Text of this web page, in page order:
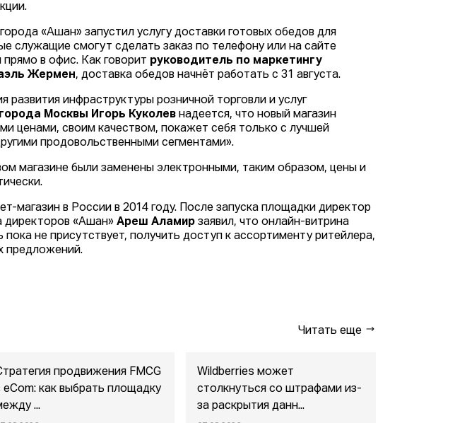
«Ашан» запустил услугу доставки готовых обедов для
служащие смогут сделать заказ по телефону или на сайте
прямо в офис. Как говорит руководитель по маркетингу
Жермен, доставка обедов начнёт работать с 31 августа.
развития инфраструктуры розничной торговли и услуг
Москвы Игорь Куколев надеется, что новый магазин
ценами, своим качеством, покажет себя только с лучшей
продовольственными сегментами».
магазине были заменены электронными, таким образом, цены и
магазин в России в 2014 году. После запуска площадки директор
директоров «Ашан»Ареш Аламир заявил, что онлайн-витрина
не присутствует, получить доступ к ассортименту ритейлера,
предложений.
Читать еще
продвижения FMCG
eСom: как выбрать площадку
...
Wildberries может
столкнуться со штрафами из-
за раскрытия данн...